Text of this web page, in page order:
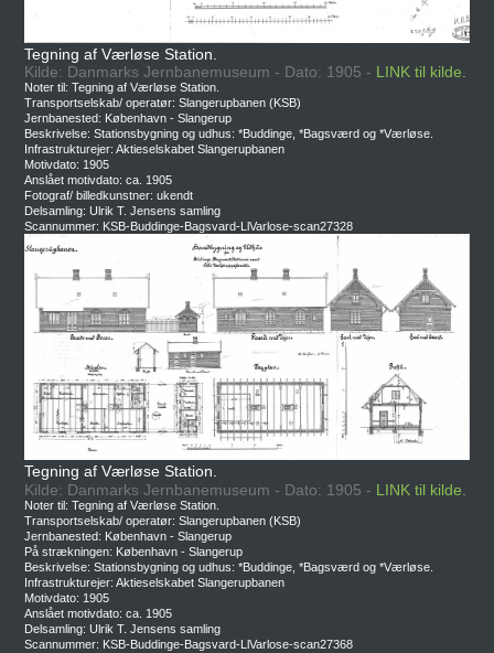
Tegning af Værløse Station.
Kilde: Danmarks Jernbanemuseum - Dato: 1905 - LINK til kilde.
Noter til: Tegning af Værløse Station.
Transportselskab/ operatør: Slangerupbanen (KSB)
Jernbanested: København - Slangerup
Beskrivelse: Stationsbygning og udhus: *Buddinge, *Bagsværd og *Værløse.
Infrastrukturejer: Aktieselskabet Slangerupbanen
Motivdato: 1905
Anslået motivdato: ca. 1905
Fotograf/ billedkunstner: ukendt
Delsamling: Ulrik T. Jensens samling
Scannummer: KSB-Buddinge-Bagsvard-LlVarlose-scan27328
Tegning af Værløse Station.
Kilde: Danmarks Jernbanemuseum - Dato: 1905 - LINK til kilde.
Noter til: Tegning af Værløse Station.
Transportselskab/ operatør: Slangerupbanen (KSB)
Jernbanested: København - Slangerup
På strækningen: København - Slangerup
Beskrivelse: Stationsbygning og udhus: *Buddinge, *Bagsværd og *Værløse.
Infrastrukturejer: Aktieselskabet Slangerupbanen
Motivdato: 1905
Anslået motivdato: ca. 1905
Delsamling: Ulrik T. Jensens samling
Scannummer: KSB-Buddinge-Bagsvard-LlVarlose-scan27368